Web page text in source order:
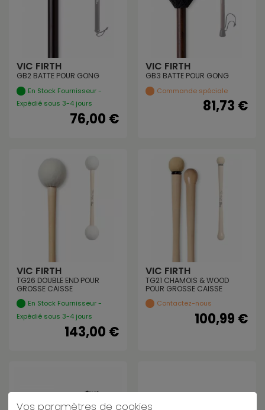
VIC FIRTH
GB2 BATTE POUR GONG
En Stock Fournisseur -
Expédié sous 3-4 jours
76,00 €
VIC FIRTH
GB3 BATTE POUR GONG
Commande spéciale
81,73 €
VIC FIRTH
TG26 DOUBLE END POUR
GROSSE CAISSE
En Stock Fournisseur -
Expédié sous 3-4 jours
143,00 €
VIC FIRTH
TG21 CHAMOIS & WOOD
POUR GROSSE CAISSE
Contactez-nous
100,99 €
Vos paramètres de cookies